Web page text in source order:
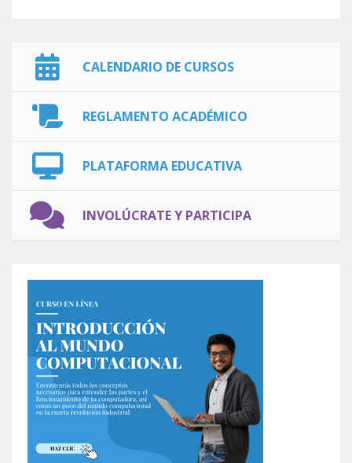
CALENDARIO DE CURSOS
REGLAMENTO ACADÉMICO
PLATAFORMA EDUCATIVA
INVOLÚCRATE Y PARTICIPA